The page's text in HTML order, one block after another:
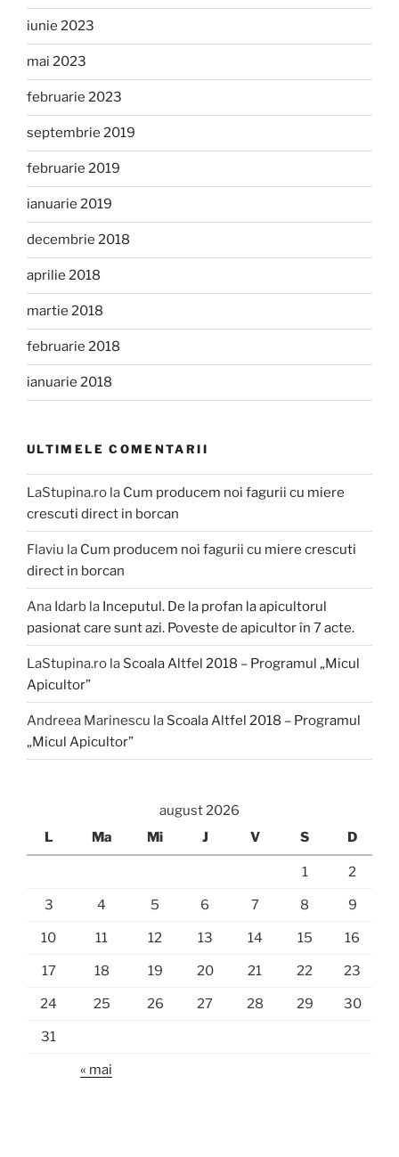
iunie 2023
mai 2023
februarie 2023
septembrie 2019
februarie 2019
ianuarie 2019
decembrie 2018
aprilie 2018
martie 2018
februarie 2018
ianuarie 2018
ULTIMELE COMENTARII
LaStupina.ro la Cum producem noi fagurii cu miere
crescuti direct in borcan
Flaviu la Cum producem noi fagurii cu miere crescuti
direct in borcan
Ana Idarb la Inceputul. De la profan la apicultorul
pasionat care sunt azi. Poveste de apicultor în 7 acte.
LaStupina.ro la Scoala Altfel 2018 – Programul „Micul
Apicultor”
Andreea Marinescu la Scoala Altfel 2018 – Programul
„Micul Apicultor”
august 2026
L
Ma Mi J V S D
1 2
3 4 5 6 7 8 9
10 11 12 13 14 15 16
17 18 19 20 21 22 23
24 25 26 27 28 29 30
31
« mai